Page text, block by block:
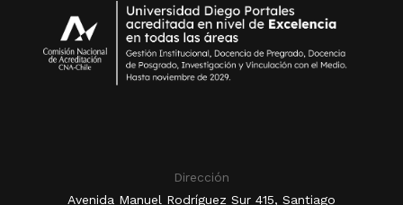
Dirección
Avenida Manuel Rodríguez Sur 415, Santiago